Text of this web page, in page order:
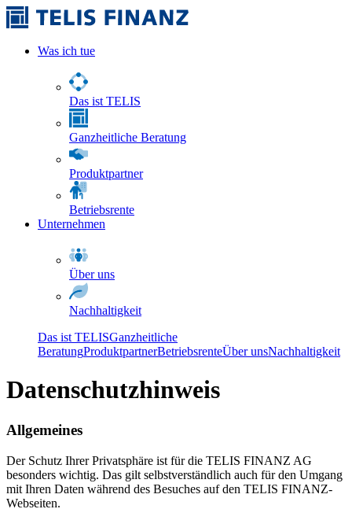
Was ich tue
Das ist TELIS
Ganzheitliche Beratung
Produktpartner
Betriebsrente
Unternehmen
Über uns
Nachhaltigkeit
Das ist TELISGanzheitliche
BeratungProduktpartnerBetriebsrenteÜber unsNachhaltigkeit
Datenschutzhinweis
Allgemeines
Der Schutz Ihrer Privatsphäre ist für die TELIS FINANZ AG
besonders wichtig. Das gilt selbstverständlich auch für den Umgang
mit Ihren Daten während des Besuches auf den TELIS FINANZ-
Webseiten.